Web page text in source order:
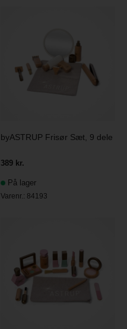
byASTRUP Frisør Sæt, 9 dele
389 kr.
På lager
Varenr.: 84193